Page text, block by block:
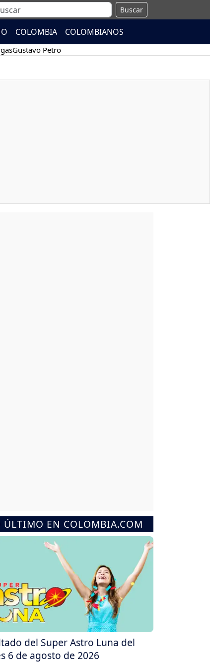
Buscar
COLOMBIA COLOMBIANOS
Gustavo Petro
ÚLTIMO EN COLOMBIA.COM
del Super Astro Luna del
6 de agosto de 2026